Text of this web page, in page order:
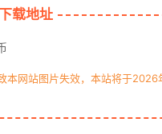
载地址
本网站图片失效，本站将于